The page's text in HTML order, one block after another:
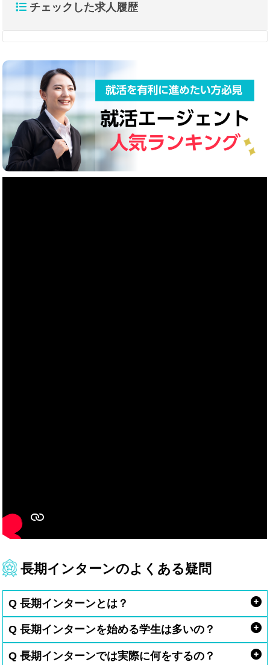
チェックした求人履歴
長期インターンのよくある疑問
Q 長期インターンとは？
Q 長期インターンを始める学生は多いの？
Q 長期インターンでは実際に何をするの？